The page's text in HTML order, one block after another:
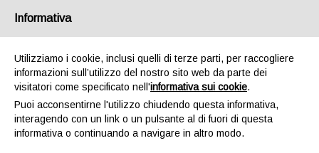
Home Esterni Portelloni posteriori
Portellone
posteriore grigio – Chevrolet Kalos
Informativa
Utilizziamo i cookie, inclusi quelli di terze parti, per raccogliere
informazioni sull’utilizzo del nostro sito web da parte dei
visitatori come specificato nell'informativa sui cookie.
Puoi acconsentirne l'utilizzo chiudendo questa informativa,
interagendo con un link o un pulsante al di fuori di questa
informativa o continuando a navigare in altro modo.